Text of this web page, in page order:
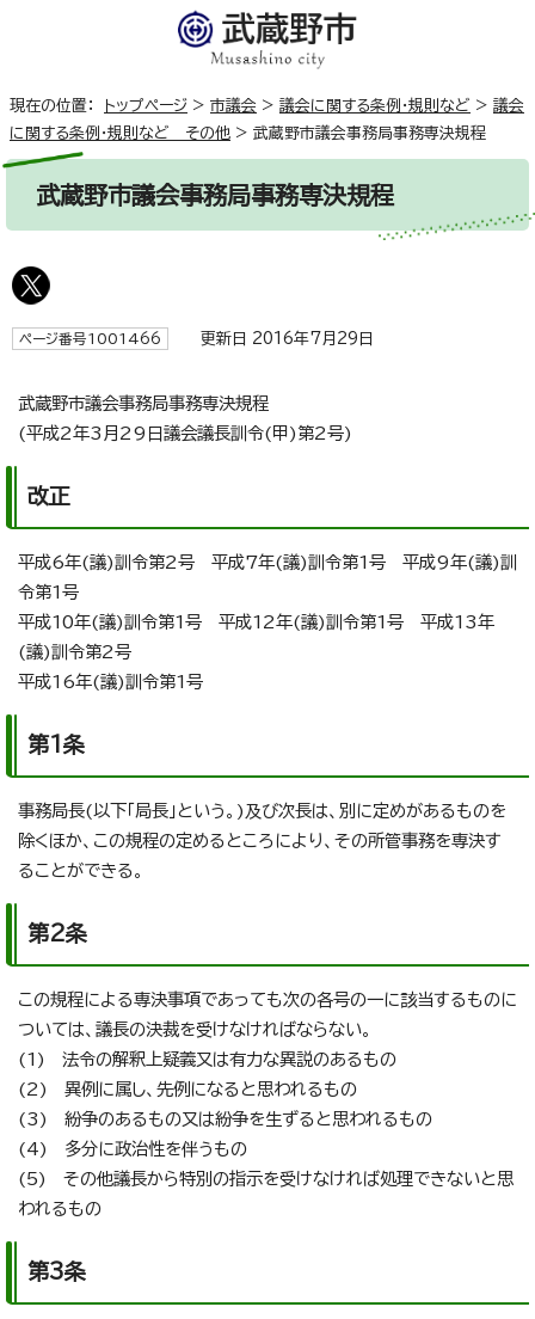
現在の位置： トップページ > 市議会 > 議会に関する条例・規則など > 議会
に関する条例・規則など その他 > 武蔵野市議会事務局事務専決規程
武蔵野市議会事務局事務専決規程
ページ番号1001466 更新日 2016年7月29日
武蔵野市議会事務局事務専決規程
(平成2年3月29日議会議長訓令(甲)第2号)
改正
平成6年(議)訓令第2号 平成7年(議)訓令第1号 平成9年(議)訓
令第1号
平成10年(議)訓令第1号 平成12年(議)訓令第1号 平成13年
(議)訓令第2号
平成16年(議)訓令第1号
第1条
事務局長(以下「局長」という。)及び次長は、別に定めがあるものを
除くほか、この規程の定めるところにより、その所管事務を専決す
ることができる。
第2条
この規程による専決事項であっても次の各号の一に該当するものに
ついては、議長の決裁を受けなければならない。
(1) 法令の解釈上疑義又は有力な異説のあるもの
(2) 異例に属し、先例になると思われるもの
(3) 紛争のあるもの又は紛争を生ずると思われるもの
(4) 多分に政治性を伴うもの
(5) その他議長から特別の指示を受けなければ処理できないと思
われるもの
第3条